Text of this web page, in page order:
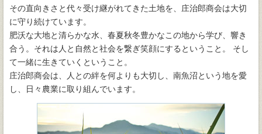
その直向きさと代々受け継がれてきた土地を、庄治郎商会は大切
に守り続けています。
肥沃な大地と清らかな水、春夏秋冬豊かなこの地から学び、響き
合う。それは人と自然と社会を繋ぎ笑顔にするということ。 そし
て一緒に生きていくということ。
庄治郎商会は、人との絆を何よりも大切し、南魚沼という地を愛
し、日々農業に取り組んでいます。